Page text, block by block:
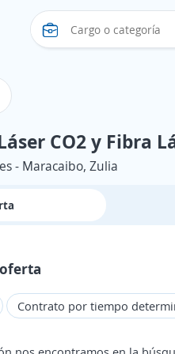
CO2 y Fibra
- Maracaibo, Zulia
Contrato por tiempo